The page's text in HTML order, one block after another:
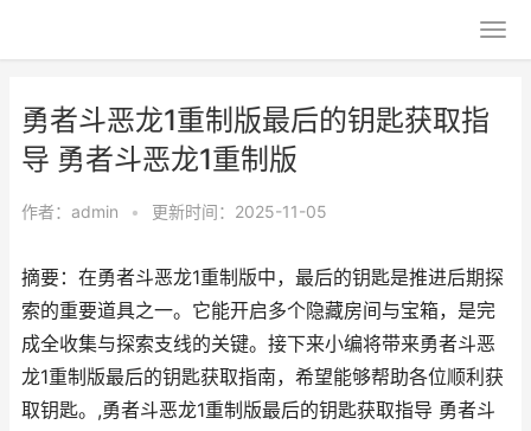
勇者斗恶龙1重制版最后的钥匙获取指
导 勇者斗恶龙1重制版
作者： admin • 更新时间：2025-11-05
摘要：在勇者斗恶龙1重制版中，最后的钥匙是推进后期探
索的重要道具之一。它能开启多个隐藏房间与宝箱，是完
成全收集与探索支线的关键。接下来小编将带来勇者斗恶
龙1重制版最后的钥匙获取指南，希望能够帮助各位顺利获
取钥匙。,勇者斗恶龙1重制版最后的钥匙获取指导 勇者斗